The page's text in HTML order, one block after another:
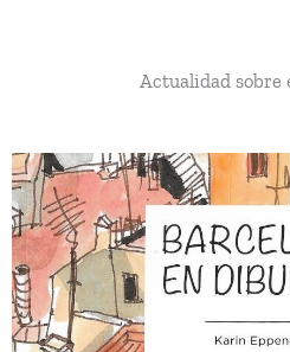
Actualidad sobre